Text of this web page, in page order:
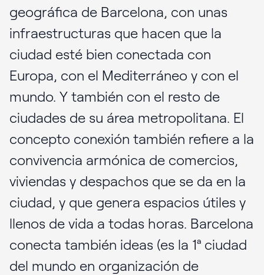
geográfica de Barcelona, con unas
infraestructuras que hacen que la
ciudad esté bien conectada con
Europa, con el Mediterráneo y con el
mundo. Y también con el resto de
ciudades de su área metropolitana. El
concepto conexión también refiere a la
convivencia armónica de comercios,
viviendas y despachos que se da en la
ciudad, y que genera espacios útiles y
llenos de vida a todas horas. Barcelona
conecta también ideas (es la 1ª ciudad
del mundo en organización de